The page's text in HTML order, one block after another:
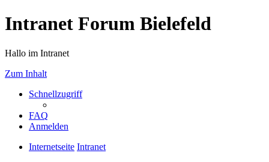
Intranet Forum Bielefeld
Hallo im Intranet
Zum Inhalt
Schnellzugriff
FAQ
Anmelden
Internetseite Intranet